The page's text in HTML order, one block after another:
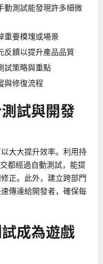
動測試能發現許多細微
重要模塊或場景
反饋以提升產品品質
試策略與重點
與修復流程
試與開發
大大提升效率。利用持
都經過自動測試，能提
正。此外，建立跨部門
傳達給開發者，確保每
成為遊戲